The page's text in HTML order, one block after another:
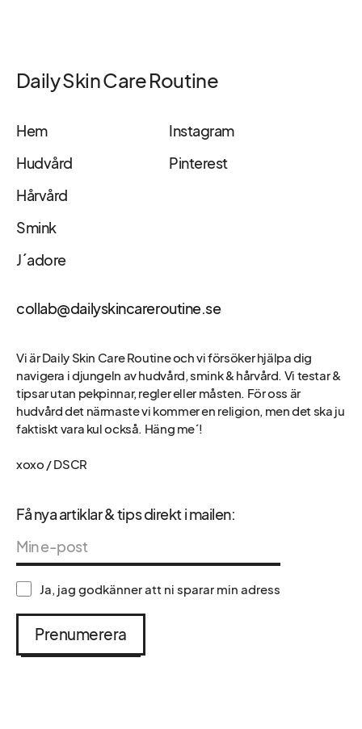
Daily Skin Care Routine
Hem
Hudvård
Hårvård
Smink
J´adore
Instagram
Pinterest
collab@dailyskincareroutine.se
Vi är Daily Skin Care Routine och vi försöker hjälpa dig
navigera i djungeln av hudvård, smink & hårvård. Vi testar &
tipsar utan pekpinnar, regler eller måsten. För oss är
hudvård det närmaste vi kommer en religion, men det ska ju
faktiskt vara kul också. Häng me´!
xoxo / DSCR
Få nya artiklar & tips direkt i mailen:
Ja, jag godkänner att ni sparar min adress